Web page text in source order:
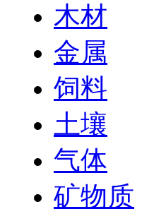
木材
金属
饲料
土壤
气体
矿物质